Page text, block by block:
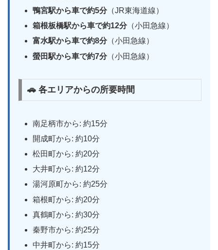
鴨宮駅から車で約5分（JR東海道線）
箱根板橋駅から車で約12分（小田急線）
富水駅から車で約8分（小田急線）
螢田駅から車で約7分（小田急線）
🚗 各エリアからの所要時間
南足柄市から: 約15分
開成町から: 約10分
松田町から: 約20分
大井町から: 約12分
湯河原町から: 約25分
箱根町から: 約20分
真鶴町から: 約30分
秦野市から: 約25分
中井町から: 約15分